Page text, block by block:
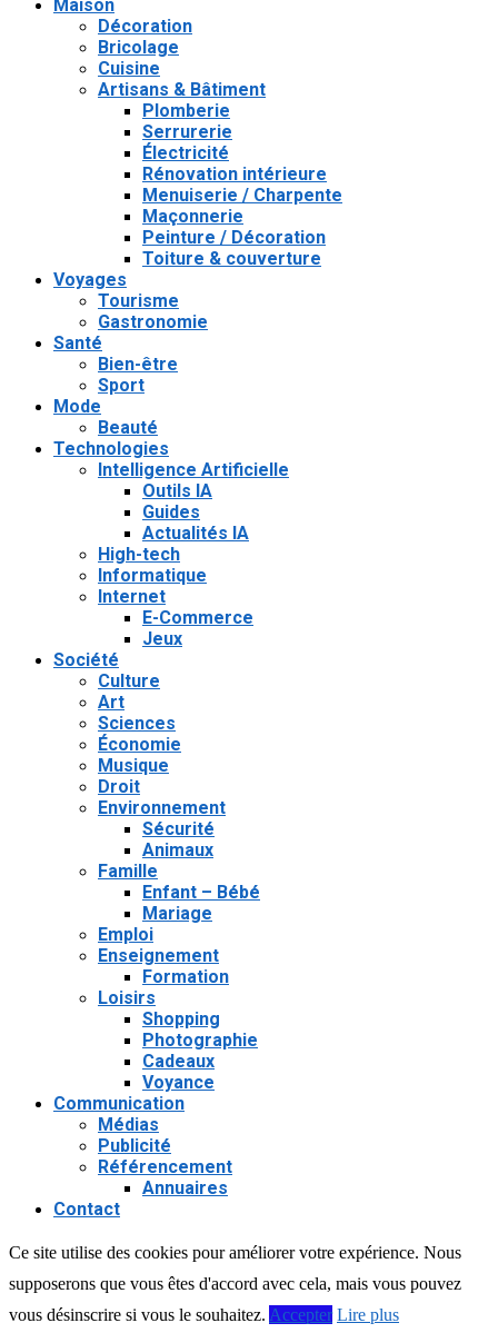
Maison
Décoration
Bricolage
Cuisine
Artisans & Bâtiment
Plomberie
Serrurerie
Électricité
Rénovation intérieure
Menuiserie / Charpente
Maçonnerie
Peinture / Décoration
Toiture & couverture
Voyages
Tourisme
Gastronomie
Santé
Bien-être
Sport
Mode
Beauté
Technologies
Intelligence Artificielle
Outils IA
Guides
Actualités IA
High-tech
Informatique
Internet
E-Commerce
Jeux
Société
Culture
Art
Sciences
Économie
Musique
Droit
Environnement
Sécurité
Animaux
Famille
Enfant – Bébé
Mariage
Emploi
Enseignement
Formation
Loisirs
Shopping
Photographie
Cadeaux
Voyance
Communication
Médias
Publicité
Référencement
Annuaires
Contact
Ce site utilise des cookies pour améliorer votre expérience. Nous
supposerons que vous êtes d'accord avec cela, mais vous pouvez
vous désinscrire si vous le souhaitez. Accepter Lire plus